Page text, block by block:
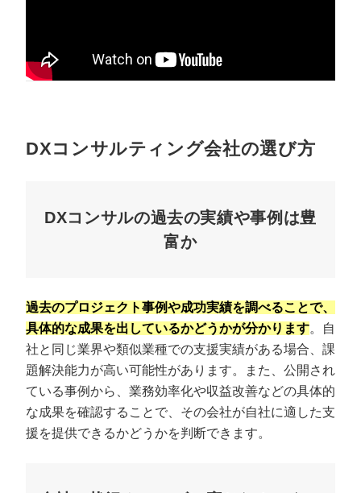
DXコンサルティング会社の選び方
DXコンサルの過去の実績や事例は豊
富か
過去のプロジェクト事例や成功実績を調べることで、
具体的な成果を出しているかどうかが分かります。自
社と同じ業界や類似業種での支援実績がある場合、課
題解決能力が高い可能性があります。また、公開され
ている事例から、業務効率化や収益改善などの具体的
な成果を確認することで、その会社が自社に適した支
援を提供できるかどうかを判断できます。